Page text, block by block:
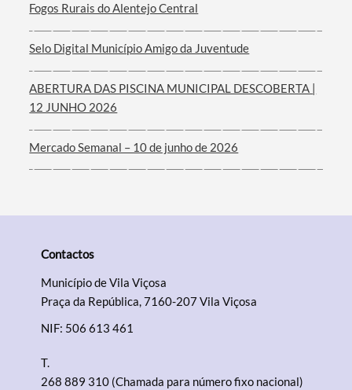
Categorias gerais
Filtros
Fogos Rurais do Alentejo Central
Selo Digital Município Amigo da Juventude
ABERTURA DAS PISCINA MUNICIPAL DESCOBERTA |
12 JUNHO 2026
Mercado Semanal – 10 de junho de 2026
Contactos
Município de Vila Viçosa
Praça da República, 7160-207 Vila Viçosa
NIF: 506 613 461
T.
268 889 310 (Chamada para número fixo nacional)